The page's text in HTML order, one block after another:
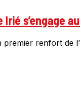
Irié s’engage
premier renfort de